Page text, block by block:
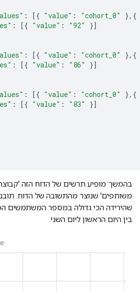
: [{ "value" : "cohort_0"
},{
: [{ "value" : "92"
}]
: [{ "value" : "cohort_0"
},{
: [{ "value" : "86"
}]
: [{ "value" : "cohort_0"
},{
: [{ "value" : "83"
}]
בהמשך מופיע תרשים של הדוח הזה
משותפים' שנוצר מהתשובה של הדוח.
שהירידה הכי גדולה במספר המשתמשים
בין היום הראשון ליום השני.